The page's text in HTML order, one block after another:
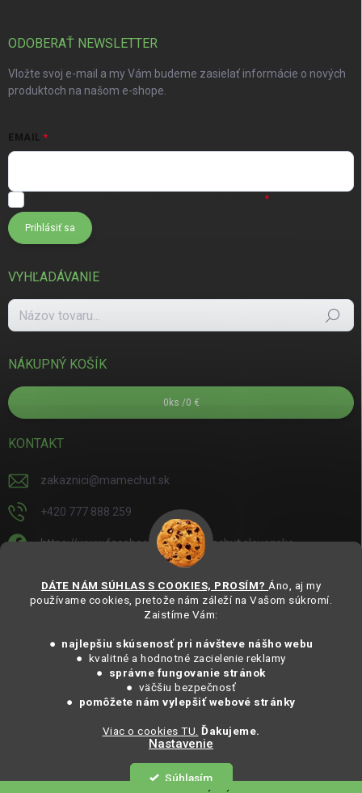
DÁTE NÁM SÚHLAS S COOKIES, PROSÍM? Áno, aj my
používame cookies, pretože nám záleží na Vašom súkromí.
Zaistíme Vám:
● najlepšiu skúsenosť pri návšteve nášho webu
● kvalitné a hodnotné zacielenie reklamy
●
správne fungovanie stránok
● väčšiu bezpečnosť
● pomôžete nám vylepšiť webové stránky
Viac o cookies TU. Ďakujeme.
Nastavenie
Súhlasím
ODOBERAŤ NEWSLETTER
Vložte svoj e-mail a my Vám budeme zasielať informácie o nových
produktoch na našom e-shope.
EMAIL
Prihlásiť sa
VYHĽADÁVANIE
Hľadať
NÁKUPNÝ KOŠÍK
0 ks /0 €
KONTAKT
zakaznici@mamechut.sk
+420 777 888 259
https://www.facebook.com/mamechut.slovensko
https://www.youtube.com/@mamechutczsk
@mamechut.czsk
MámeChuť Organic. Všechna práva vyhrazena.
Vytvoril Shoptet
MámeChuť Organic. Všetky práva vyhradené.